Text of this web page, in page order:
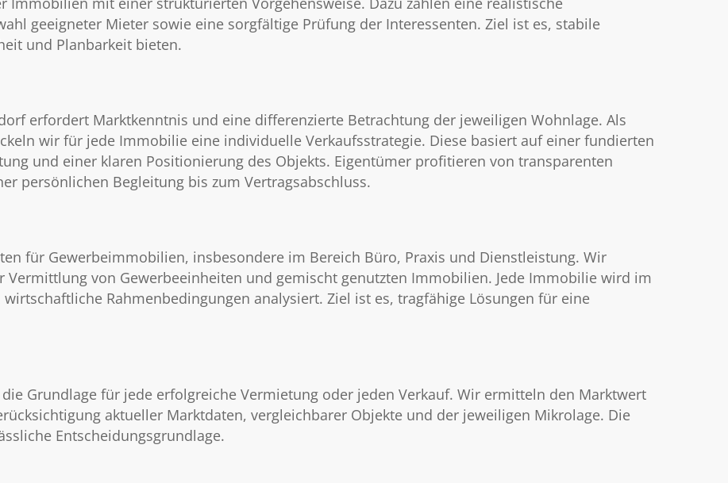
geeigneter Mieter sowie eine sorgfältige Prüfung der Interessenten. Ziel ist es, stabile
und Planbarkeit bieten.
erfordert Marktkenntnis und eine differenzierte Betrachtung der jeweiligen Wohnlage. Als
wir für jede Immobilie eine individuelle Verkaufsstrategie. Diese basiert auf einer fundierten
und einer klaren Positionierung des Objekts. Eigentümer profitieren von transparenten
persönlichen Begleitung bis zum Vertragsabschluss.
für Gewerbeimmobilien, insbesondere im Bereich Büro, Praxis und Dienstleistung. Wir
Vermittlung von Gewerbeeinheiten und gemischt genutzten Immobilien. Jede Immobilie wird im
Rahmenbedingungen analysiert. Ziel ist es, tragfähige Lösungen für eine
Grundlage für jede erfolgreiche Vermietung oder jeden Verkauf. Wir ermitteln den Marktwert
aktueller Marktdaten, vergleichbarer Objekte und der jeweiligen Mikrolage. Die
Entscheidungsgrundlage.